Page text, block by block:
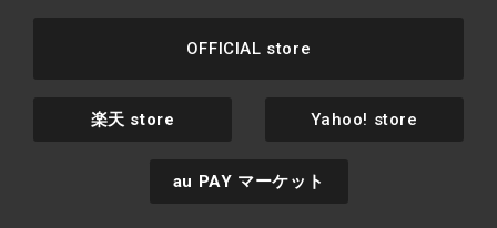
OFFICIAL store
楽天 store Yahoo! store
au PAY マーケット